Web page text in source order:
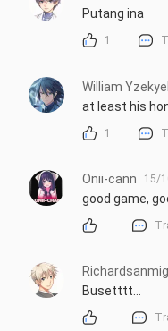
Putang ina
1
William
at least his
1
Onii-cann 15/
good game,
Busetttt...